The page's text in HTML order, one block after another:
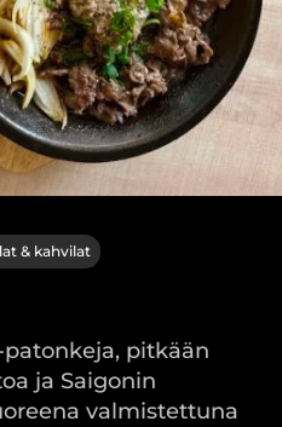
& kahvilat
pitkään
ja Saigonin
valmistettuna